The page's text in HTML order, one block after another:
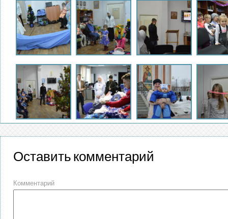
Оставить комментарий
Комментарий